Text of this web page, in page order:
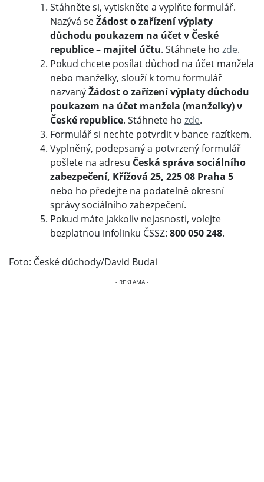
Stáhněte si, vytiskněte a vyplňte formulář.
Nazývá seŽádost o zařízení výplaty
důchodu poukazem na účet v České
republice – majitel účtu. Stáhnete ho zde.
Pokud chcete posílat důchod na účet manžela
nebo manželky, slouží k tomu formulář
nazvanýŽádost o zařízení výplaty důchodu
poukazem na účet manžela (manželky) v
České republice. Stáhnete ho zde.
Formulář si nechte potvrdit v bance razítkem.
Vyplněný, podepsaný a potvrzený formulář
pošlete na adresu Česká správa sociálního
zabezpečení, Křížová 25, 225 08 Praha 5
nebo ho předejte na podatelně okresní
správy sociálního zabezpečení.
Pokud máte jakkoliv nejasnosti, volejte
bezplatnou infolinku ČSSZ: 800 050 248.
Foto: České důchody/David Budai